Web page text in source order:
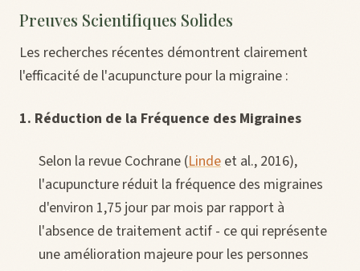
Preuves Scientifiques Solides
Les recherches récentes démontrent clairement
l'efficacité de l'acupuncture pour la migraine :
1. Réduction de la Fréquence des Migraines
Selon la revue Cochrane (Linde et al., 2016),
l'acupuncture réduit la fréquence des migraines
d'environ 1,75 jour par mois par rapport à
l'absence de traitement actif - ce qui représente
une amélioration majeure pour les personnes